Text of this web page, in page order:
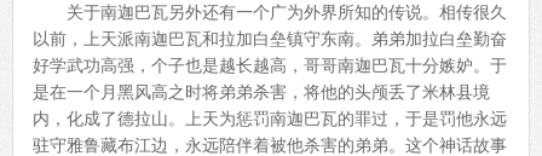
关于南迦巴瓦另外还有一个广为外界所知的传说。相传很久
以前，上天派南迦巴瓦和拉加白垒镇守东南。弟弟加拉白垒勤奋
好学武功高强，个子也是越长越高，哥哥南迦巴瓦十分嫉妒。于
是在一个月黑风高之时将弟弟杀害，将他的头颅丢了米林县境
内，化成了德拉山。上天为惩罚南迦巴瓦的罪过，于是罚他永远
驻守雅鲁藏布江边，永远陪伴着被他杀害的弟弟。这个神话故事